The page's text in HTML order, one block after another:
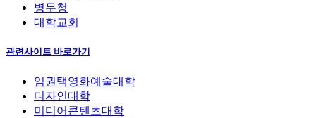
병무청
대학교회
관련사이트 바로가기
임권택영화예술대학
디자인대학
미디어콘텐츠대학